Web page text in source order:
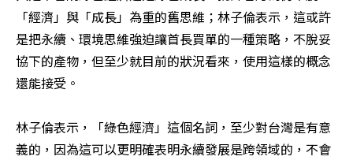
「經濟」與「成長」為重的舊思維；林子倫表示，這或許
是把永續、環境思維強迫讓首長買單的一種策略，不脫妥
協下的產物，但至少就目前的狀況看來，使用這樣的概念
還能接受。
林子倫表示，「綠色經濟」這個名詞，至少對台灣是有意
義的，因為這可以更明確表明永續發展是跨領域的，不會